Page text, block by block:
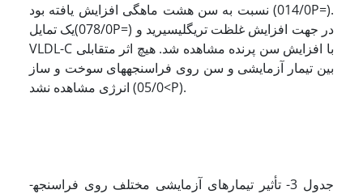
نسبت به سن هشت ماهگی افزایش یافته بود (014/0P=).
یک تمایل(078/0P=) در جهت افزایش غلظت تری­گلیسیرید و
VLDL-C با افزایش سن پرنده مشاهده شد. هیچ اثر متقابلی
بین تیمار آزمایشی و سن روی فراسنجه­های سوخت و ساز
انرژی مشاهده نشد (05/0<P).
جدول 3- تأثیر تیمارهای آزمایشی مختلف روی فراسنجه­